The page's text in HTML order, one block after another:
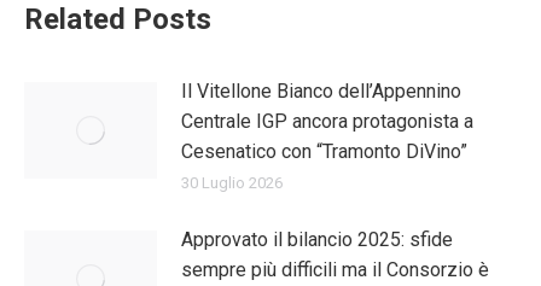
Related Posts
Il Vitellone Bianco dell’Appennino
Centrale IGP ancora protagonista a
Cesenatico con “Tramonto DiVino”
30 Luglio 2026
Approvato il bilancio 2025: sfide
sempre più difficili ma il Consorzio è